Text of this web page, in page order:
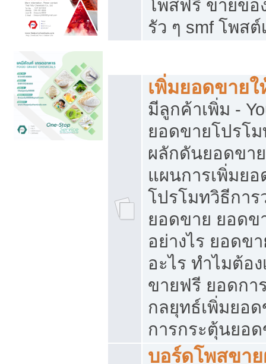
โพสฟรี ขายขอ
รัว ๆ smf โพส
เพิ่มยอดขายใ
มีลูกค้าเพิ่ม -
ยอดขายโปรโ
ผลักดันยอดขา
แผนการเพิ่มย
โปรโมทวิธีการ
ยอดขาย ยอดข
อย่างไร ยอดข
อะไร ทำไมต้อ
ขายฟรี ยอดกา
กลยุทธ์เพิ่มยอ
การกระตุ้นยอ
บอร์ดโพสขา